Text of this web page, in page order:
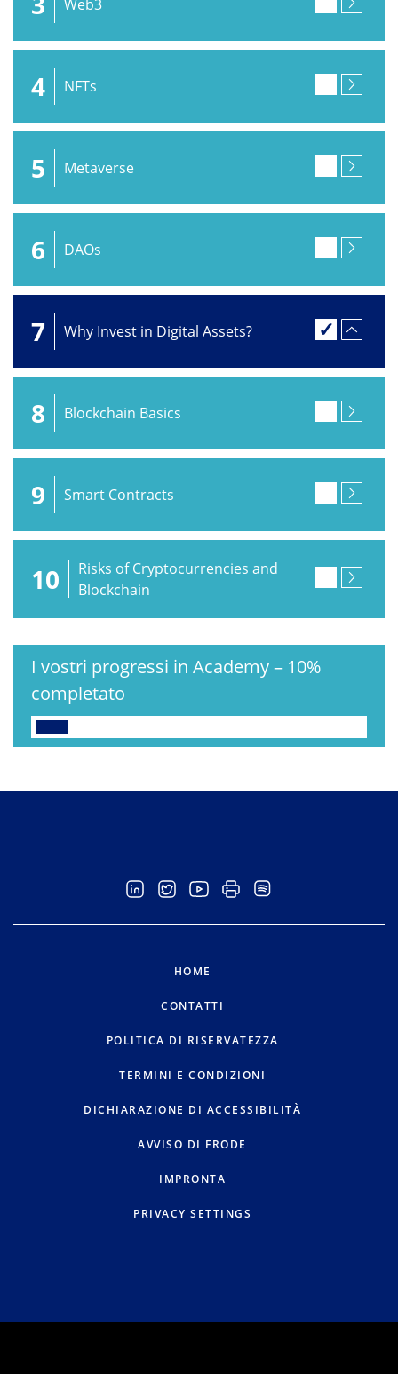
Web3
4 NFTs
5 Metaverse
6 DAOs
7 Why Invest in Digital Assets?
8 Blockchain Basics
9 Smart Contracts
10
Risks of Cryptocurrencies and
Blockchain
I vostri progressi in Academy– 10%
completato
HOME
CONTATTI
POLITICA DI RISERVATEZZA
TERMINI E CONDIZIONI
DICHIARAZIONE DI ACCESSIBILITÀ
AVVISO DI FRODE
IMPRONTA
PRIVACY SETTINGS